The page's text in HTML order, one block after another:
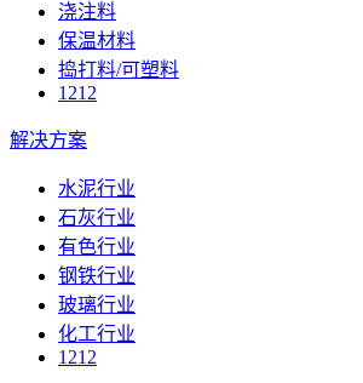
浇注料
保温材料
捣打料/可塑料
1212
解决方案
水泥行业
石灰行业
有色行业
钢铁行业
玻璃行业
化工行业
1212